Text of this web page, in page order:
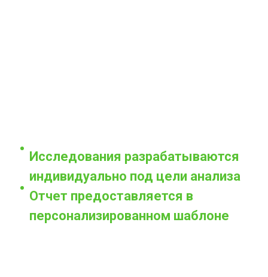
Исследования разрабатываются
индивидуально под цели анализа
Отчет предоставляется в
персонализированном шаблоне